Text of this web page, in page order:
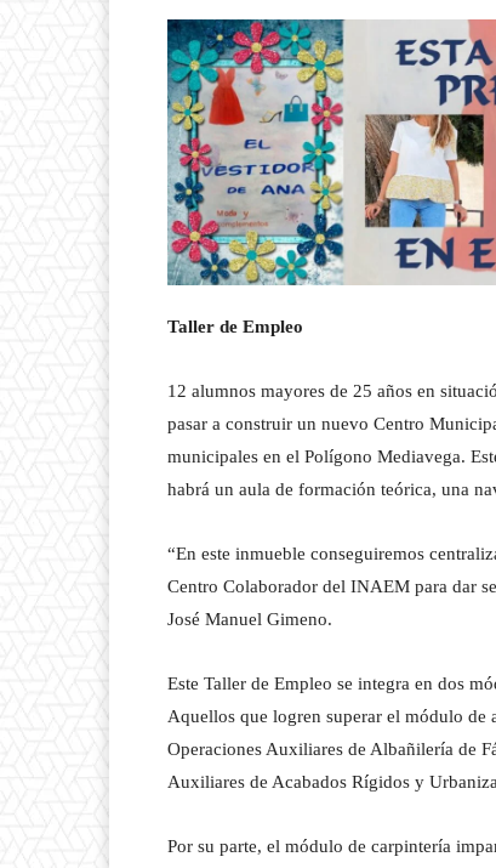
Taller de Empleo
12 alumnos mayores de 25 años en
pasar a construir un nuevo Centro
municipales en el Polígono Mediavega.
habrá un aula de formación teórica, una
“En este inmueble conseguiremos
Centro Colaborador del INAEM para dar
José Manuel Gimeno.
Este Taller de Empleo se integra en dos
Aquellos que logren superar el módulo de
Operaciones Auxiliares de Albañilería de
Auxiliares de Acabados Rígidos y
Por su parte, el módulo de carpintería